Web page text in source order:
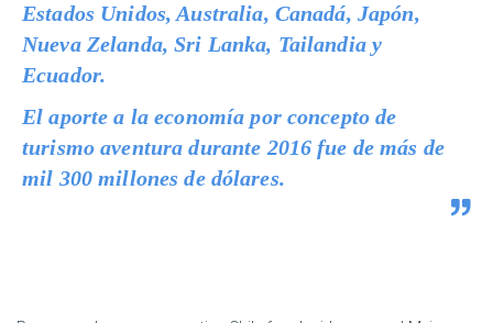
Estados Unidos, Australia, Canadá, Japón,
Nueva Zelanda, Sri Lanka, Tailandia y
Ecuador.
El aporte a la economía por concepto de
turismo aventura durante 2016 fue de más de
mil 300 millones de dólares.